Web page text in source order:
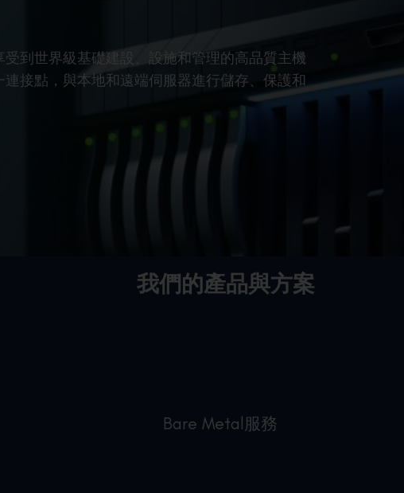
到世界級基礎建設、設施和管理的高品質主機
接點，與本地和遠端伺服器進行儲存、保護和
我們的產品與方案
Bare Metal服務